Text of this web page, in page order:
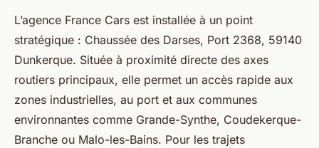
L’agence France Cars est installée à un point
stratégique : Chaussée des Darses, Port 2368, 59140
Dunkerque. Située à proximité directe des axes
routiers principaux, elle permet un accès rapide aux
zones industrielles, au port et aux communes
environnantes comme Grande-Synthe, Coudekerque-
Branche ou Malo-les-Bains. Pour les trajets